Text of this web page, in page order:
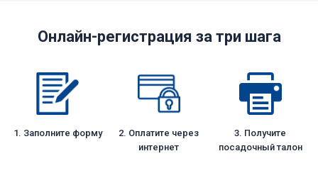
Онлайн-регистрация за три шага
1. Заполните форму
2. Оплатите через
интернет
3. Получите
посадочный талон